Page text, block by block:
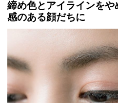
締め色とアイラインを
感のある顔だちに